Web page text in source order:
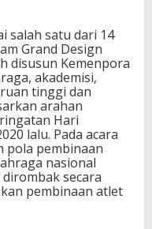
salah satu dari 14
Grand Design
disusun Kemenpora
akademisi,
tinggi dan
arahan
Hari
lalu. Pada acara
pola pembinaan
nasional
secara
pembinaan atlet